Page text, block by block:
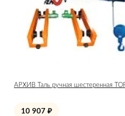
АРХИВ Таль ручная шестеренная
10 907 ₽